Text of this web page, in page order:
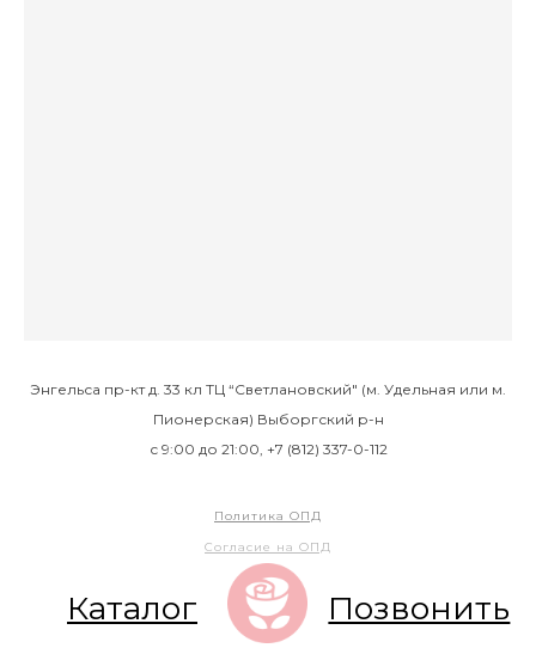
Энгельса пр-кт д. 33 кл ТЦ “Светлановский" (м. Удельная или м.
Пионерская) Выборгский р-н
с 9:00 до 21:00, +7 (812) 337-0-112
Политика ОПД
Согласие на ОПД